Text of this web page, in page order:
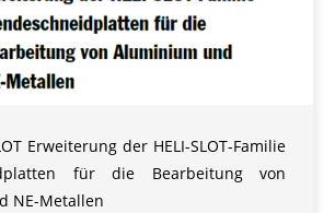
Erweiterung der HELI-SLOT-Familie
für die Bearbeitung von
NE-Metallen